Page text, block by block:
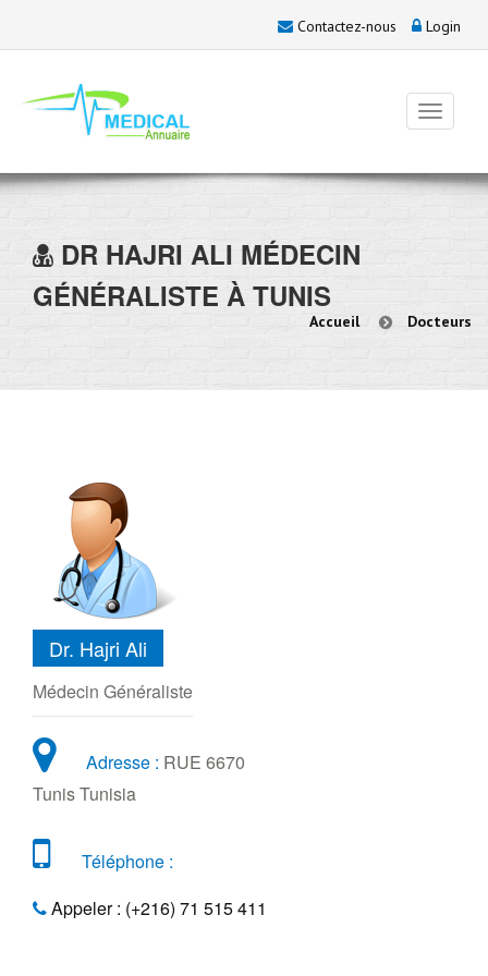
Contactez-nous Login
DR HAJRI ALI MÉDECIN
GÉNÉRALISTE À TUNIS
Accueil Docteurs
Dr. Hajri Ali
Médecin Généraliste
Adresse : RUE 6670
Tunis Tunisia
Téléphone :
Appeler : (+216) 71 515 411